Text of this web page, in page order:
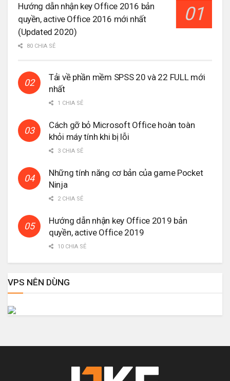
Hướng dẫn nhận key Office 2016 bản
quyền, active Office 2016 mới nhất
(Updated 2020)
80 CHIA SẺ
Tải về phần mềm SPSS 20 và 22 FULL mới
nhất
1 CHIA SẺ
Cách gỡ bỏ Microsoft Office hoàn toàn
khỏi máy tính khi bị lỗi
3 CHIA SẺ
Những tính năng cơ bản của game Pocket
Ninja
2 CHIA SẺ
Hướng dẫn nhận key Office 2019 bản
quyền, active Office 2019
10 CHIA SẺ
VPS NÊN DÙNG